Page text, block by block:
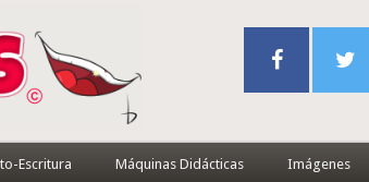
Escritura Máquinas Didácticas Imágenes